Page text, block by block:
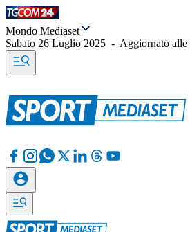
Mondo Mediaset
Sabato 26 Luglio 2025 - Aggiornato alle